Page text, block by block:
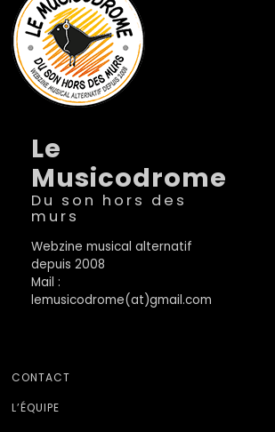
Le
Musicodrome
Du son hors des
murs
Webzine musical alternatif
depuis 2008
Mail :
lemusicodrome(at)gmail.com
CONTACT
L’ÉQUIPE